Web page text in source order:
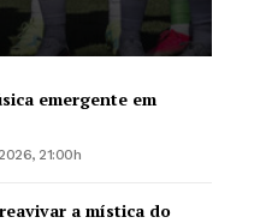
emergente em
21:00h
a mística do